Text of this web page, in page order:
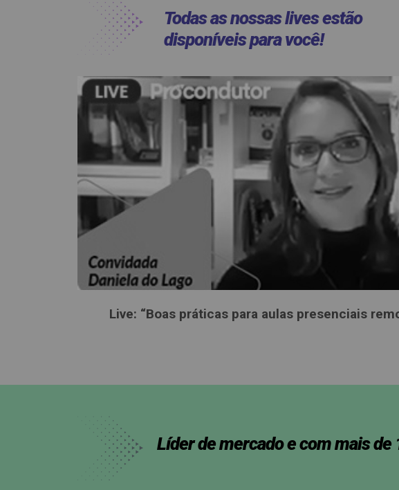
Todas as nossas lives estão
disponíveis para você!​
Live: “Boas práticas para aulas presenciais
Líder de mercado e com mais de